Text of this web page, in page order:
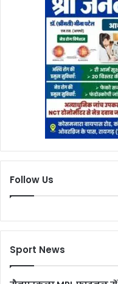
Follow Us
Sport News